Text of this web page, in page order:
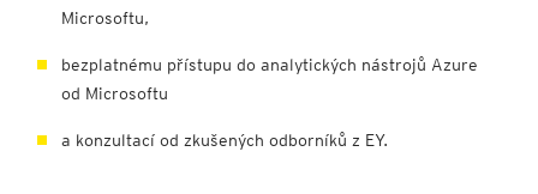
Microsoftu,
bezplatnému přístupu do analytických nástrojů Azure
od Microsoftu
a konzultací od zkušených odborníků z EY.